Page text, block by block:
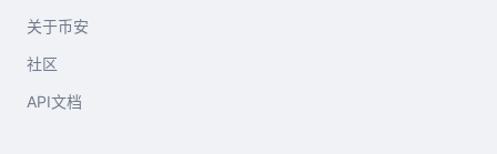
关于币安
社区
API文档